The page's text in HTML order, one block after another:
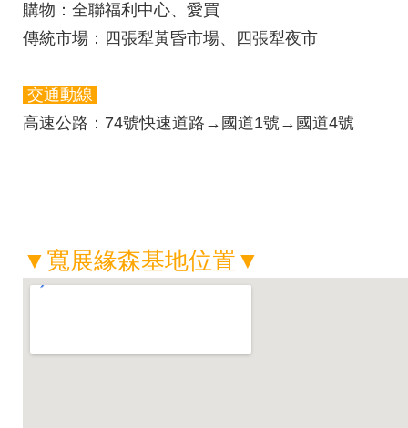
購物 ：全聯福利中心、愛買
傳統市場 ：四張犁黃昏市場、 四張犁夜市
交通動線
高速公路： 74號快速道路→國道1號→國道4號
▼寬展緣森基地位置▼